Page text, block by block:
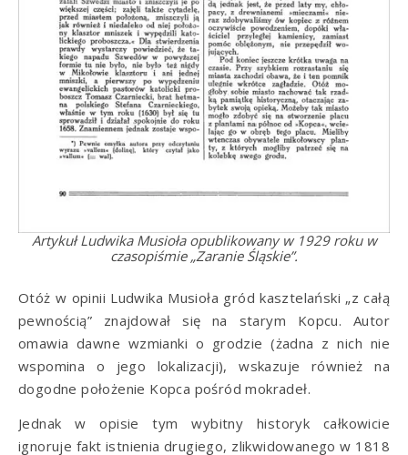
Artykuł Ludwika Musioła opublikowany w 1929 roku w
czasopiśmie „Zaranie Śląskie”.
Otóż w opinii Ludwika Musioła gród kasztelański „z całą
pewnością” znajdował się na starym Kopcu. Autor
omawia dawne wzmianki o grodzie (żadna z nich nie
wspomina o jego lokalizacji), wskazuje również na
dogodne położenie Kopca pośród mokradeł.
Jednak w opisie tym wybitny historyk całkowicie
ignoruje fakt istnienia drugiego, zlikwidowanego w 1818